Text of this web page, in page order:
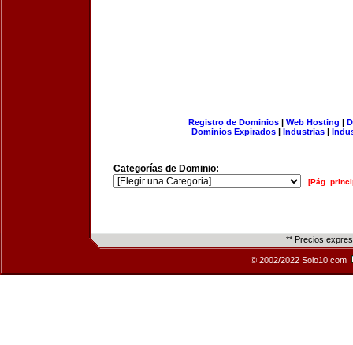
Registro de Dominios| Web Hosting |
Dominios Expirados | Industrias |
Categorías de Dominio:
[Pág.
** Precios
© 2002/2022 Solo10.com